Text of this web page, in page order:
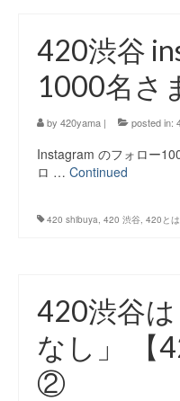
420渋谷
1000名さ
by 420yama | posted in:
Instagram のフォロー
ロ … Continued
420 shibuya 420 渋谷 420とは
420渋谷
なし」 【
②